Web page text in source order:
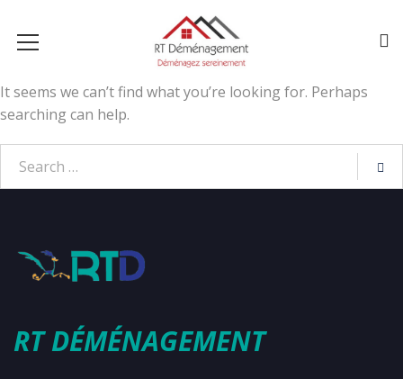
It seems we can’t find what you’re looking for. Perhaps
searching can help.
RT DÉMÉNAGEMENT